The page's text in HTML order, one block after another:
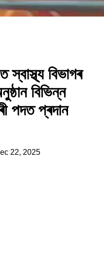
স্বাস্থ্য বিভাগৰ
বিভিন্ন
পদত প্ৰদান
22, 2025